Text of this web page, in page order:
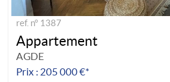
ref. n° 1387
Appartement
AGDE
Prix : 205 000 €*